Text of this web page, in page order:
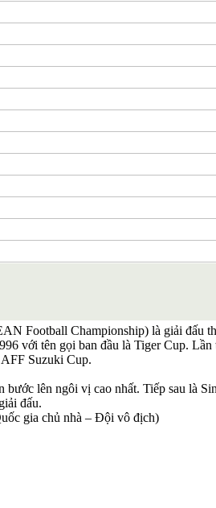
Football Championship) là giải đấu
với tên gọi ban đầu là Tiger Cup.
Suzuki Cup.
lên ngôi vị cao nhất. Tiếp sau là
đấu.
gia chủ nhà – Đội vô địch)